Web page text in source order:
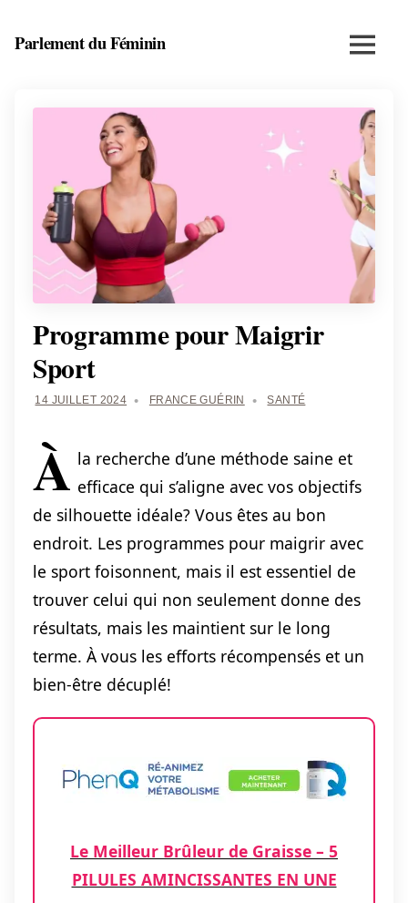
Parlement du Féminin
bien-
entrepreneuriat
féminin
Menu
Programme pour Maigrir
Sport
14 JUILLET 2024 FRANCE GUÉRIN SANTÉ
À la recherche d’une méthode saine et
efficace qui s’aligne avec vos objectifs
de silhouette idéale? Vous êtes au bon
endroit. Les programmes pour maigrir avec
le sport foisonnent, mais il est essentiel de
trouver celui qui non seulement donne des
résultats, mais les maintient sur le long
terme. À vous les efforts récompensés et un
bien-être décuplé!
Le Meilleur Brûleur de Graisse – 5
PILULES AMINCISSANTES EN UNE